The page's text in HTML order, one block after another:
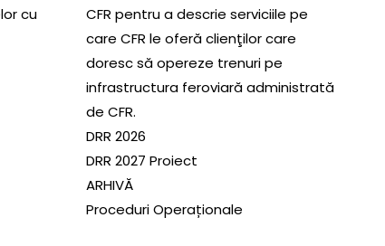
cu
CFR pentru a descrie serviciile pe
care CFR le oferă clienţilor care
doresc să opereze trenuri pe
infrastructura feroviară administrată
de CFR.
DRR 2026
DRR 2027 Proiect
ARHIVĂ
Proceduri Operaționale